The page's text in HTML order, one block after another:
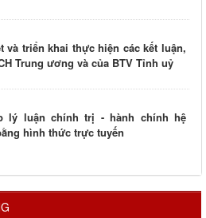
và triển khai thực hiện các kết luận,
Trung ương và của BTV Tỉnh uỷ
lý luận chính trị - hành chính hệ
hình thức trực tuyến